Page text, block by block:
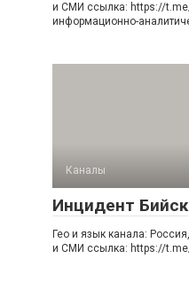
и СМИ ссылка: https://
информационно-
Каналы
Инцидент Бийск
Гео и язык канала:
и СМИ ссылка: https://